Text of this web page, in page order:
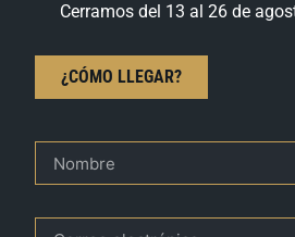
Cerramos del 13 al 26 de
¿CÓMO LLEGAR?